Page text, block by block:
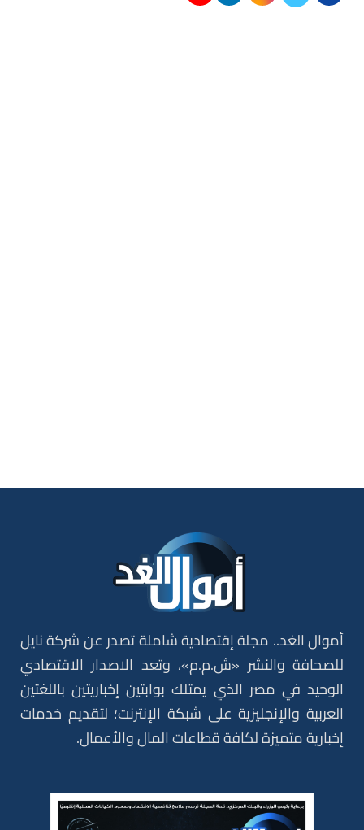
أموال الغد.. مجلة إقتصادية شاملة تصدر عن شركة نايل
للصحافة والنشر «ش.م.م»، وتعد الاصدار الاقتصادي
الوحيد في مصر الذي يمتلك بوابتين إخباريتين باللغتين
العربية والإنجليزية على شبكة الإنترنت؛ لتقديم خدمات
إخبارية متميزة لكافة قطاعات المال والأعمال.